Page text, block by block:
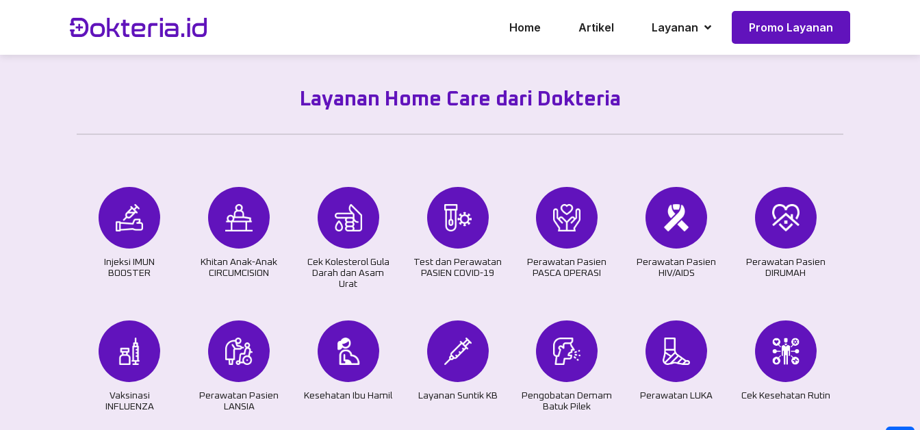
Home Artikel Layanan Promo Layanan
Layanan Home Care dari Dokteria
Injeksi IMUN
BOOSTER
Khitan Anak-Anak
CIRCUMCISION
Cek Kolesterol Gula
Darah dan Asam
Urat
Test dan Perawatan
PASIEN COVID-19
Perawatan Pasien
PASCA OPERASI
Perawatan Pasien
HIV/AIDS
Perawatan Pasien
DIRUMAH
Vaksinasi
INFLUENZA
Perawatan Pasien
LANSIA
Kesehatan Ibu Hamil Layanan Suntik KB
Pengobatan Demam
Batuk Pilek
Perawatan LUKA Cek Kesehatan Rutin